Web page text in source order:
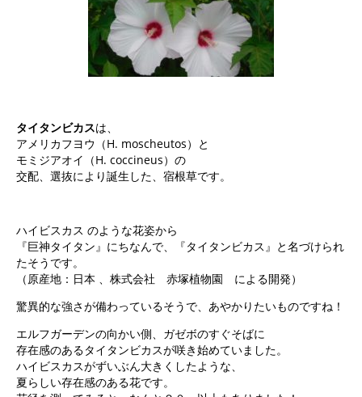
タイタンビカスは、
アメリカフヨウ（H. moscheutos）と
モミジアオイ（H. coccineus）の
交配、選抜により誕生した、宿根草です。
ハイビスカス のような花姿から
『巨神タイタン』にちなんで、『タイタンビカス』と名づけられ
たそうです。
（原産地：日本 、株式会社 赤塚植物園 による開発）
驚異的な強さが備わっているそうで、あやかりたいものですね！
エルフガーデンの向かい側、ガゼボのすぐそばに
存在感のあるタイタンビカスが咲き始めていました。
ハイビスカスがずいぶん大きくしたような、
夏らしい存在感のある花です。